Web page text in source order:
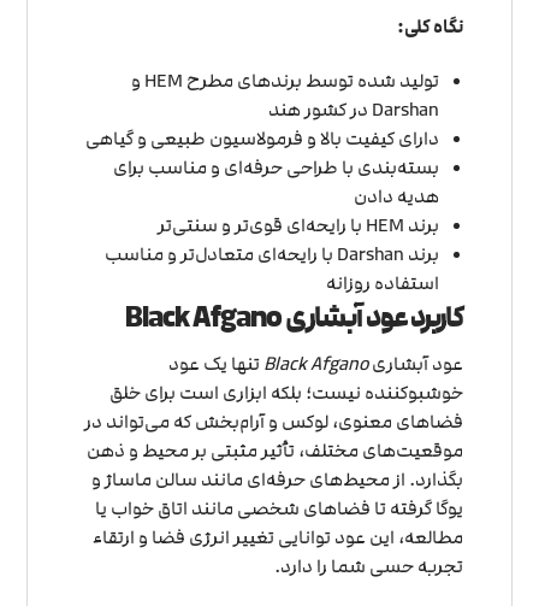
نگاه کلی:
تولید شده توسط برندهای مطرح HEM و
Darshan در کشور هند
دارای کیفیت بالا و فرمولاسیون طبیعی و گیاهی
بسته‌بندی با طراحی حرفه‌ای و مناسب برای
هدیه دادن
برند HEM با رایحه‌ای قوی‌تر و سنتی‌تر
برند Darshan با رایحه‌ای متعادل‌تر و مناسب
استفاده روزانه
کاربرد عود آبشاری Black Afgano
عود آبشاریBlack Afganoتنها یک عود
خوشبوکننده نیست؛ بلکه ابزاری است برای خلق
فضاهای معنوی، لوکس و آرام‌بخش که می‌تواند در
موقعیت‌های مختلف، تأثیر مثبتی بر محیط و ذهن
بگذارد. از محیط‌های حرفه‌ای مانند سالن ماساژ و
یوگا گرفته تا فضاهای شخصی مانند اتاق خواب یا
مطالعه، این عود توانایی تغییر انرژی فضا و ارتقاء
تجربه حسی شما را دارد.